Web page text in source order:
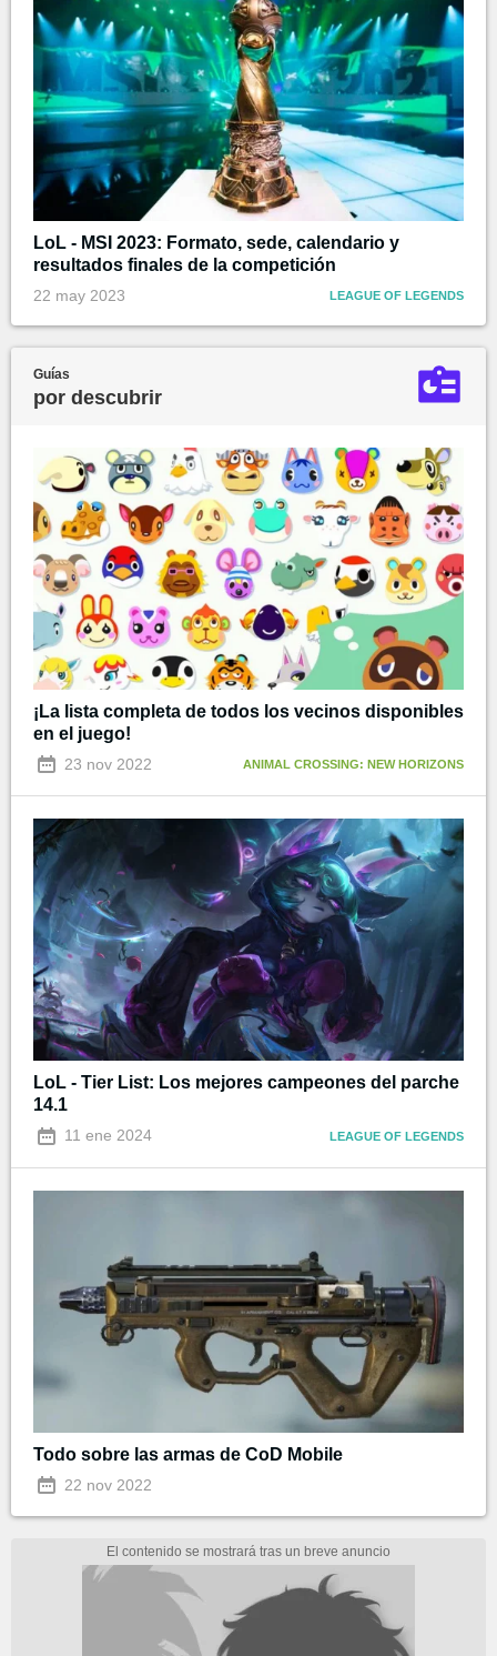
LoL - MSI 2023: Formato, sede, calendario y
resultados finales de la competición
22 may 2023 LEAGUE OF LEGENDS
Guías
por descubrir
¡La lista completa de todos los vecinos disponibles
en el juego!
23 nov 2022 ANIMAL CROSSING: NEW HORIZONS
LoL - Tier List: Los mejores campeones del parche
14.1
11 ene 2024 LEAGUE OF LEGENDS
Todo sobre las armas de CoD Mobile
22 nov 2022